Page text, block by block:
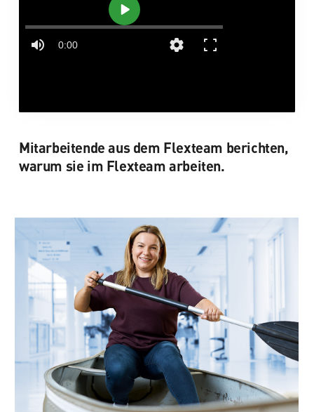
Mitarbeitende aus dem Flexteam berichten,
warum sie im Flexteam arbeiten.
„Arbeit am Wochenende, Freiheit unter
der Woche. Dann habe ich den Woog
ganz für mich – hier kann ich perfekt
wieder auftanken.”